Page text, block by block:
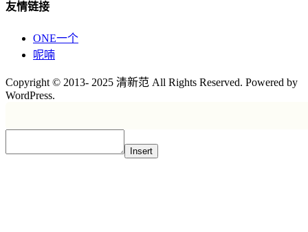
友情链接
ONE一个
呢喃
Copyright © 2013- 2025 清新范 All Rights Reserved. Powered by
WordPress.
Insert